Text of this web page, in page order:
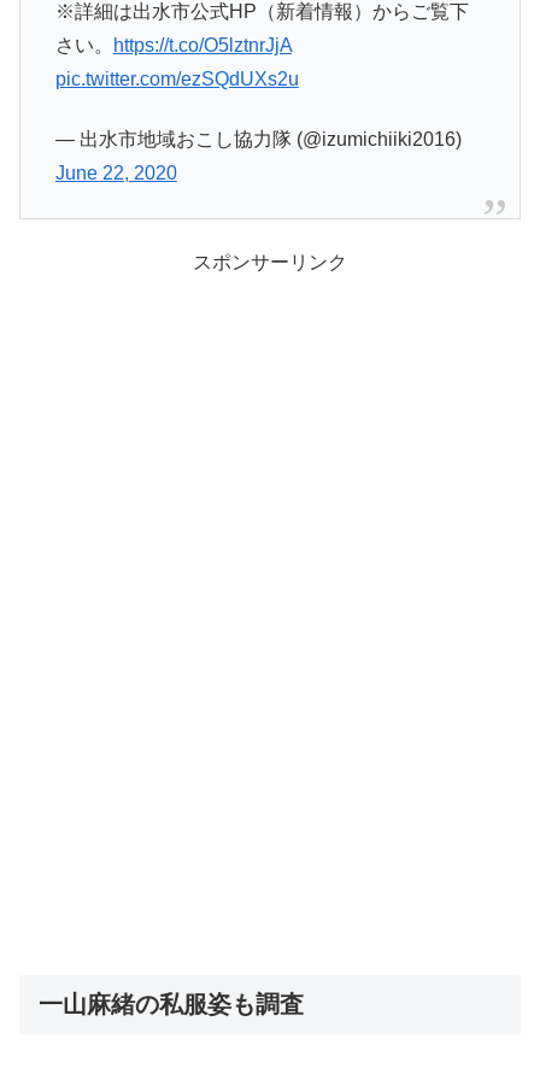
※詳細は出水市公式HP（新着情報）からご覧下
さい。
https://t.co/O5lztnrJjA
pic.twitter.com/ezSQdUXs2u
— 出水市地域おこし協力隊 (@izumichiiki2016)
June 22, 2020
スポンサーリンク
一山麻緒の私服姿も調査